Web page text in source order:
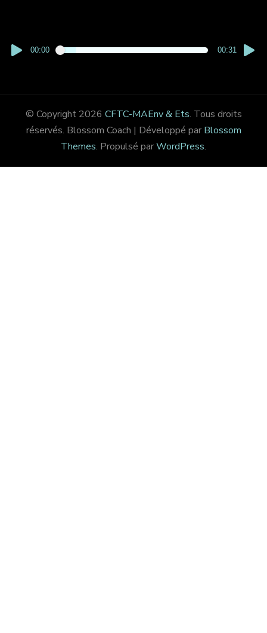
00:00 00:31
© Copyright 2026 CFTC-MAEnv & Ets. Tous droits
réservés. Blossom Coach | Développé par Blossom
Themes. Propulsé parWordPress.